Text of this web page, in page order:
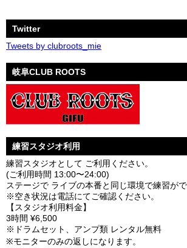
Twitter
Tweets by clubroots_mie
岐阜CLUB ROOTS
練習スタジオ利用
練習スタジオとして ご利用ください。
(ご利用時間 13:00〜24:00)
ステージで ライブの本番と同じ環境で練習がで
※空き状況は電話にてご確認ください。
【スタジオ利用料金】
3時間 ¥6,500
※ドラムセット、アンプ類 レンタル無料
※モニターのみの返しになります。